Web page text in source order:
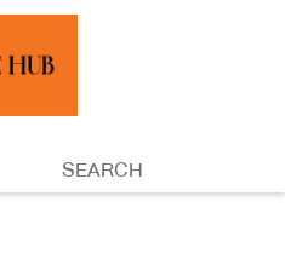
SEARCH